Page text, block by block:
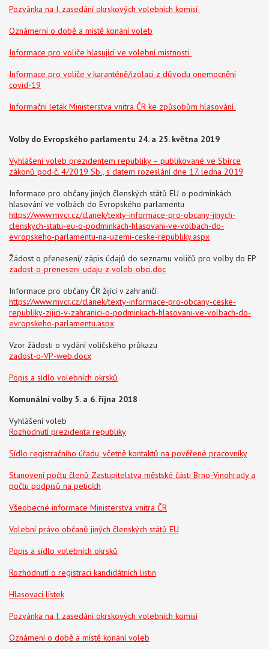
Pozvánka na I. zasedání okrskových volebních komisí
Oznámerní o době a místě konání voleb
Informace pro voliče hlasující ve volební místnosti
Informace pro voliče v karanténě/izolaci z důvodu onemocnění
covid-19
Informační leták Ministerstva vnitra ČR ke způsobům hlasování
Volby do Evropského parlamentu 24. a 25. května 2019
Vyhlášení voleb prezidentem republiky – publikované ve Sbírce
zákonů pod č. 4/2019 Sb., s datem rozeslání dne 17. ledna 2019
Informace pro občany jiných členských států EU o podmínkách
hlasování ve volbách do Evropského parlamentu
https://www.mvcr.cz/clanek/texty-informace-pro-obcany-jinych-
clenskych-statu-eu-o-podminkach-hlasovani-ve-volbach-do-
evropskeho-parlamentu-na-uzemi-ceske-republiky.aspx
Žádost o přenesení/ zápis údajů do seznamu voličů pro volby do EP
zadost-o-preneseni-udaju-z-voleb-obci.doc
Informace pro občany ČR žijící v zahraničí
https://www.mvcr.cz/clanek/texty-informace-pro-obcany-ceske-
republiky-zijici-v-zahranici-o-podminkach-hlasovani-ve-volbach-do-
evropskeho-parlamentu.aspx
Vzor žádosti o vydání voličského průkazu
zadost-o-VP-web.docx
Popis a sídlo volebních okrsků
Komunální volby 5. a 6. října 2018
Vyhlášení voleb
Rozhodnutí prezidenta republiky
Sídlo registračního úřadu, včetně kontaktů na pověřené pracovníky
Stanovení počtu členů Zastupitelstva městské části Brno-Vinohrady a
počtu podpisů na peticích
Všeobecné informace Ministerstva vnitra ČR
Volební právo občanů jiných členských států EU
Popis a sídlo volebních okrsků
Rozhodnutí o registraci kandidátních listin
Hlasovací lístek
Pozvánka na I. zasedání okrskových volebních komisí
Oznámení o době a místě konání voleb